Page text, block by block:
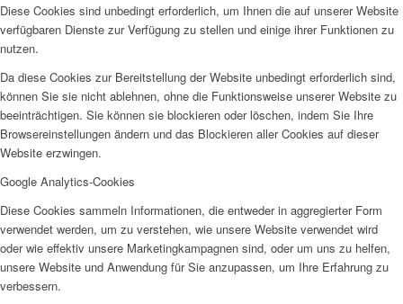
Diese Cookies sind unbedingt erforderlich, um Ihnen die auf unserer Website
verfügbaren Dienste zur Verfügung zu stellen und einige ihrer Funktionen zu
nutzen.
Da diese Cookies zur Bereitstellung der Website unbedingt erforderlich sind,
können Sie sie nicht ablehnen, ohne die Funktionsweise unserer Website zu
beeinträchtigen. Sie können sie blockieren oder löschen, indem Sie Ihre
Browsereinstellungen ändern und das Blockieren aller Cookies auf dieser
Website erzwingen.
Google Analytics-Cookies
Diese Cookies sammeln Informationen, die entweder in aggregierter Form
verwendet werden, um zu verstehen, wie unsere Website verwendet wird
oder wie effektiv unsere Marketingkampagnen sind, oder um uns zu helfen,
unsere Website und Anwendung für Sie anzupassen, um Ihre Erfahrung zu
verbessern.